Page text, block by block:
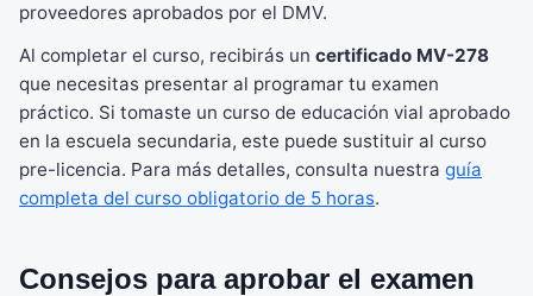
proveedores aprobados por el DMV.
Al completar el curso, recibirás un certificado MV-278
que necesitas presentar al programar tu examen
práctico. Si tomaste un curso de educación vial aprobado
en la escuela secundaria, este puede sustituir al curso
pre-licencia. Para más detalles, consulta nuestra guía
completa del curso obligatorio de 5 horas.
Consejos para aprobar el examen